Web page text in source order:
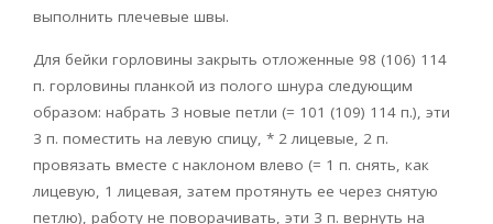
выполнить плечевые швы.
Для бейки горловины закрыть отложенные 98 (106) 114
п. горловины планкой из полого шнура следующим
образом: набрать 3 новые петли (= 101 (109) 114 п.), эти
3 п. поместить на левую спицу, * 2 лицевые, 2 п.
провязать вместе с наклоном влево (= 1 п. снять, как
лицевую, 1 лицевая, затем протянуть ее через снятую
петлю), работу не поворачивать, эти 3 п. вернуть на